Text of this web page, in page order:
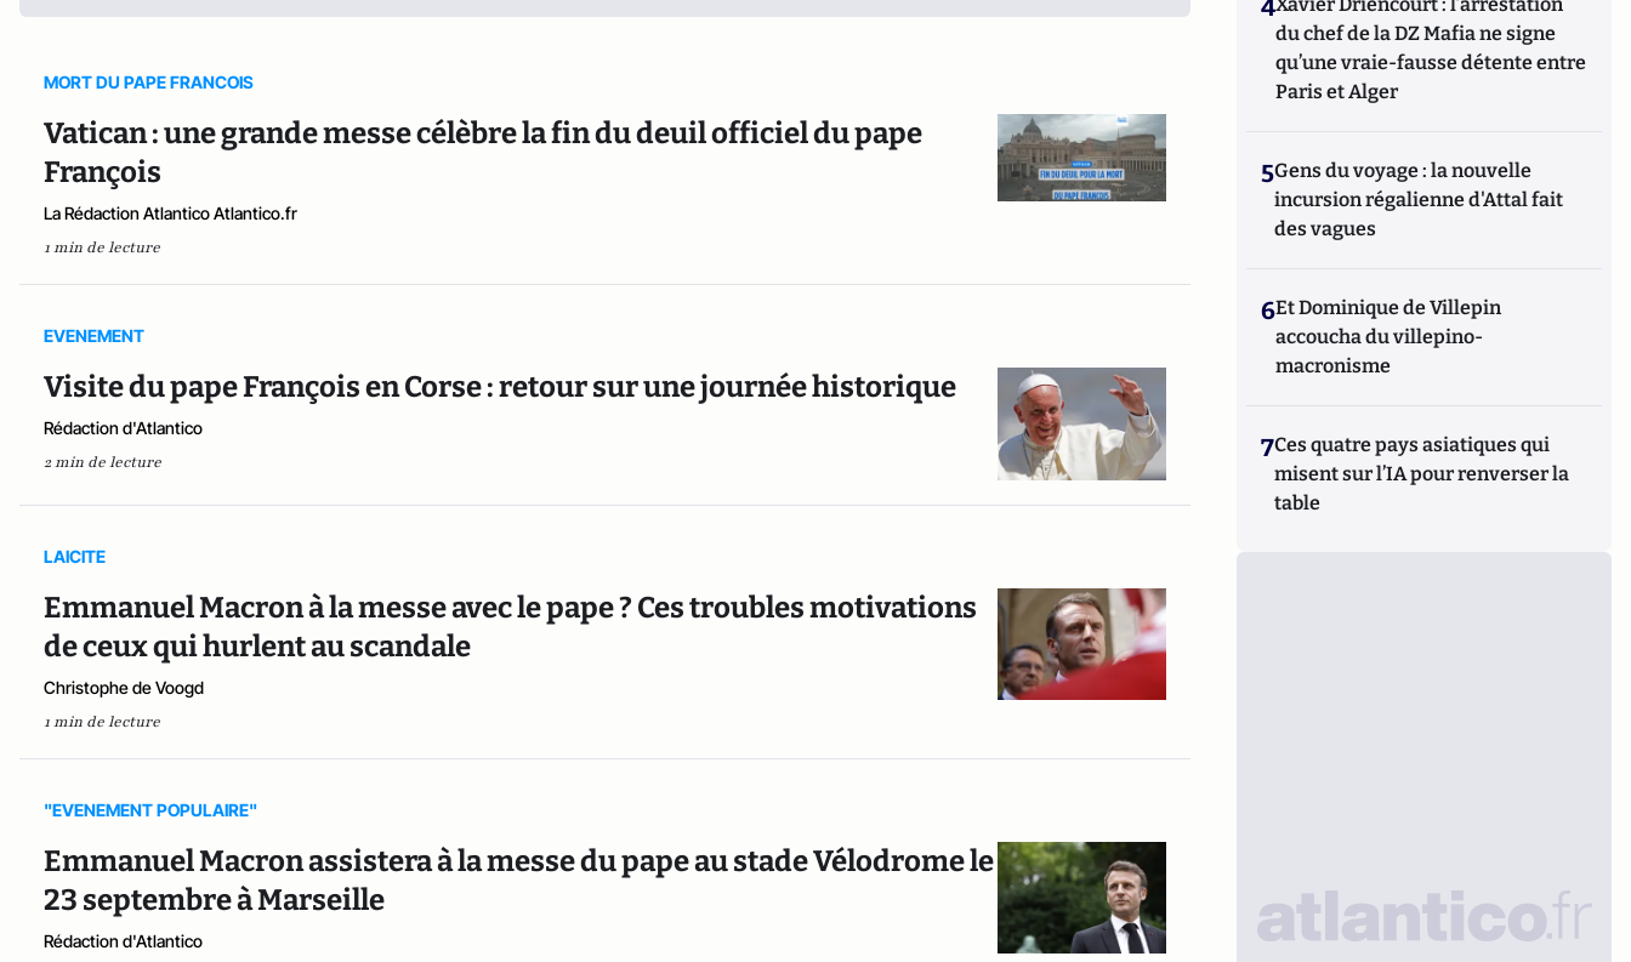
MORT DU PAPE FRANCOIS
Vatican : une grande messe célèbre la fin du deuil officiel du pape
François
La Rédaction Atlantico Atlantico.fr
1 min de lecture
EVENEMENT
Visite du pape François en Corse : retour sur une journée historique
Rédaction d'Atlantico
2 min de lecture
LAICITE
Emmanuel Macron à la messe avec le pape ? Ces troubles motivations
de ceux qui hurlent au scandale
Christophe de Voogd
1 min de lecture
"EVENEMENT POPULAIRE"
Emmanuel Macron assistera à la messe du pape au stade Vélodrome le
23 septembre à Marseille
Rédaction d'Atlantico
4
du chef de la DZ Mafia ne signe
qu’une vraie-fausse détente entre
Paris et Alger
5Gens du voyage : la nouvelle
incursion régalienne d'Attal fait
des vagues
6Et Dominique de Villepin
accoucha du villepino-
macronisme
7Ces quatre pays asiatiques qui
misent sur l’IA pour renverser la
table